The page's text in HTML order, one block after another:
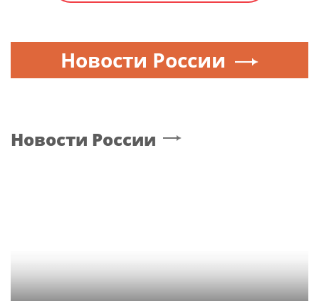
Новости России
Новости России